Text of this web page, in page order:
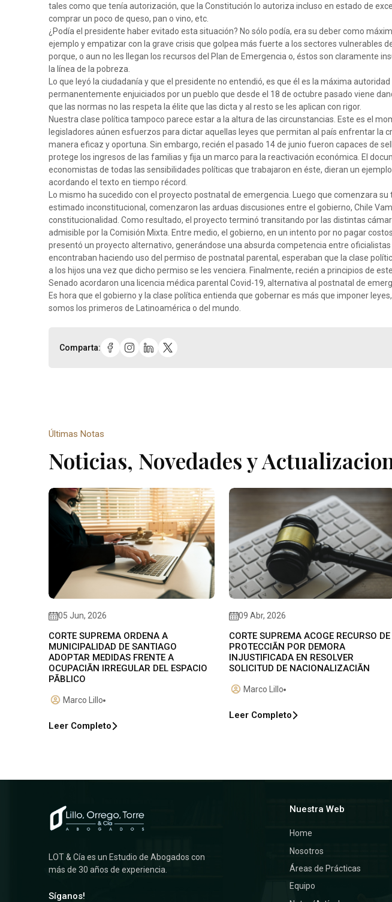
tales como que tenía autorización, que la Constitución lo autoriza incluso en estado de
comprar un poco de queso, pan o vino, etc.
¿Podía el presidente haber evitado esta situación? No sólo podía, era su deber como
ejemplo y empatizar con la grave crisis que golpea más fuerte a los sectores vulnerables
porque, o aun no les llegan los recursos del Plan de Emergencia o, éstos son claramente
la línea de la pobreza.
Lo que leyó la ciudadanía y que el presidente no entendió, es que él es la máxima
permanentemente enjuiciados por un pueblo que desde el 18 de octubre pasado viene
que las normas no las respeta la élite que las dicta y al resto se les aplican con rigor.
Nuestra clase política tampoco parece estar a la altura de las circunstancias. Este es el
legisladores aúnen esfuerzos para dictar aquellas leyes que permitan al país enfrentar la
manera eficaz y oportuna. Sin embargo, recién el pasado 14 de junio fueron capaces de
protege los ingresos de las familias y fija un marco para la reactivación económica. El
economistas de todas las sensibilidades políticas que trabajaron en éste, dieran un
acordando el texto en tiempo récord.
Lo mismo ha sucedido con el proyecto postnatal de emergencia. Luego que comenzara
estimado inconstitucional, comenzaron las arduas discusiones entre el gobierno, Chile
constitucionalidad. Como resultado, el proyecto terminó transitando por las distintas
admisible por la Comisión Mixta. Entre medio, el gobierno, en un intento por no pagar
presentó un proyecto alternativo, generándose una absurda competencia entre
encontraban haciendo uso del permiso de postnatal parental, esperaban que la clase
a los hijos una vez que dicho permiso se les venciera. Finalmente, recién a principios de
Senado acordaron una licencia médica parental Covid-19, alternativa al postnatal de
Es hora que el gobierno y la clase política entienda que gobernar es más que imponer
somos los primeros de Latinoamérica o del mundo.
Comparta:
Últimas Notas
Noticias, Novedades y
05 Jun, 2026
CORTE SUPREMA ORDENA A
MUNICIPALIDAD DE SANTIAGO
ADOPTAR MEDIDAS FRENTE A
OCUPACIÃN IRREGULAR DEL ESPACIO
PÃBLICO
Marco Lillo
Leer Completo
09 Abr, 2026
CORTE SUPREMA ACOGE RECURSO DE
PROTECCIÃN POR DEMORA
INJUSTIFICADA EN RESOLVER
SOLICITUD DE NACIONALIZACIÃN
Marco Lillo
Leer Completo
LOT & Cía es un Estudio de Abogados con
más de 30 años de experiencia.
Síganos!
Nuestra Web
Home
Nosotros
Áreas de Prácticas
Equipo